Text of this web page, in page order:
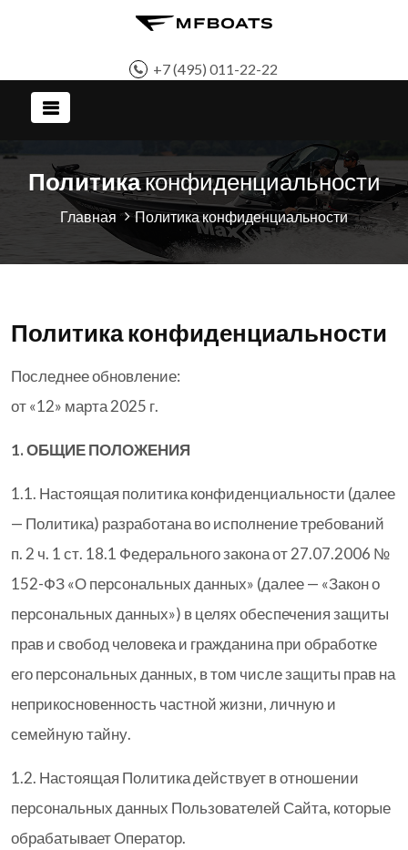
+7 (495) 011-22-22
Политикаконфиденциальности
Главная Политика конфиденциальности
Политика конфиденциальности
Последнее обновление:
от «12» марта 2025 г.
1. ОБЩИЕ ПОЛОЖЕНИЯ
1.1. Настоящая политика конфиденциальности (далее
— Политика) разработана во исполнение требований
п. 2 ч. 1 ст. 18.1 Федерального закона от 27.07.2006 №
152-ФЗ «О персональных данных» (далее — «Закон о
персональных данных») в целях обеспечения защиты
прав и свобод человека и гражданина при обработке
его персональных данных, в том числе защиты прав на
неприкосновенность частной жизни, личную и
семейную тайну.
1.2. Настоящая Политика действует в отношении
персональных данных Пользователей Сайта, которые
обрабатывает Оператор.